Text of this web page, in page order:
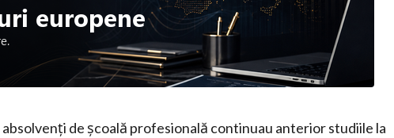
de școală profesională continuau anterior studiile la